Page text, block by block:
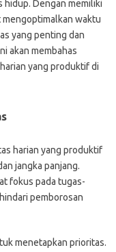
hidup. Dengan memiliki
waktu
yang penting dan
akan membahas
yang produktif di
harian yang produktif
jangka panjang.
fokus pada tugas-
pemborosan
menetapkan prioritas.